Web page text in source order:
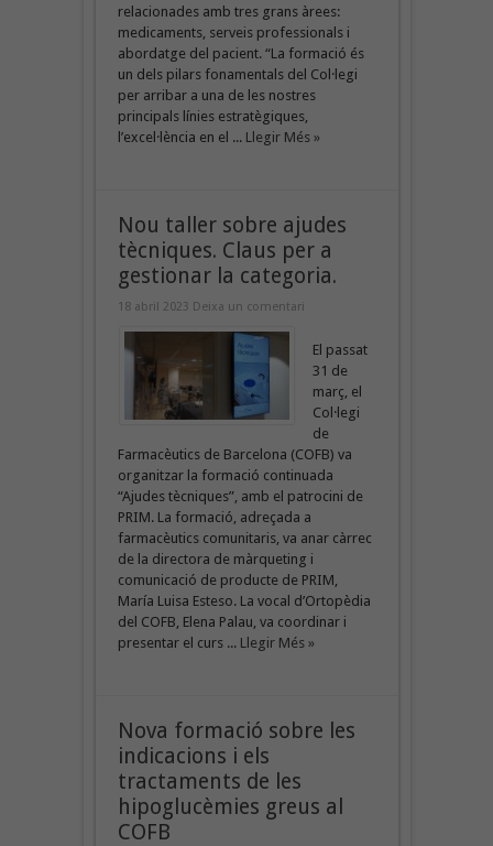
relacionades amb tres grans àrees:
medicaments, serveis professionals i
abordatge del pacient. “La formació és
un dels pilars fonamentals del Col·legi
per arribar a una de les nostres
principals línies estratègiques,
l’excel·lència en el ... Llegir Més »
Nou taller sobre ajudes
tècniques. Claus per a
gestionar la categoria.
18 abril 2023 Deixa un comentari
El passat
31 de
març, el
Col·legi
de
Farmacèutics de Barcelona (COFB) va
organitzar la formació continuada
“Ajudes tècniques”, amb el patrocini de
PRIM. La formació, adreçada a
farmacèutics comunitaris, va anar càrrec
de la directora de màrqueting i
comunicació de producte de PRIM,
María Luisa Esteso. La vocal d’Ortopèdia
del COFB, Elena Palau, va coordinar i
presentar el curs ... Llegir Més »
Nova formació sobre les
indicacions i els
tractaments de les
hipoglucèmies greus al
COFB